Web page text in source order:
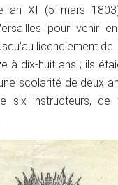
an XI (5 mars
pour venir
licenciement
à dix-huit ans ; ils
scolarité de deux
six instructeurs, de